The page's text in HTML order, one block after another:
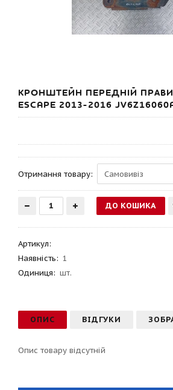
КРОНШТЕЙН ПЕРЕДНІЙ
ESCAPE 2013-2016
Отримання товару:
Артикул:
Наявність: 1
Одиниця: шт.
ОПИС ВІДГУКИ
Опис товару відсутній